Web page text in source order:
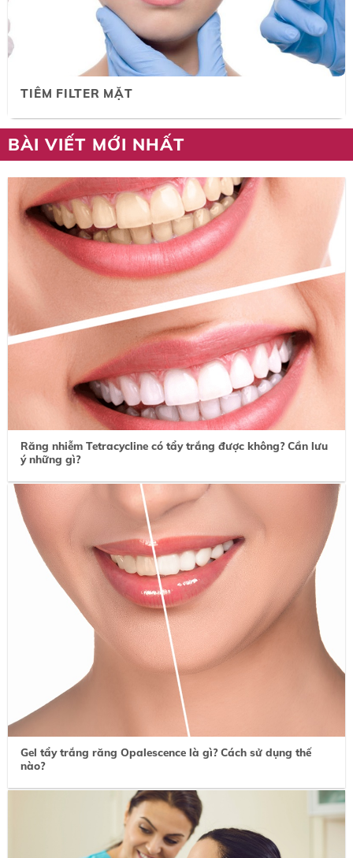
TIÊM FILTER MẶT
BÀI VIẾT MỚI NHẤT
Răng nhiễm Tetracycline có tẩy trắng được không? Cần lưu
ý những gì?
Gel tẩy trắng răng Opalescence là gì? Cách sử dụng thế
nào?